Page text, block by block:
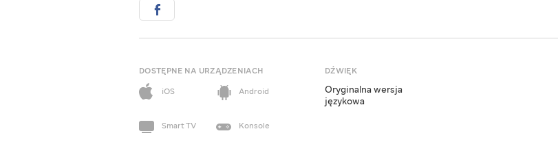
DOSTĘPNE NA URZĄDZENIACH
iOS
Android
Smart TV Konsole
DŹWIĘK
Oryginalna wersja
językowa